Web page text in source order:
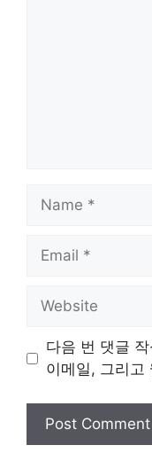
Name
Email
Website
다음 번 댓글
이메일, 그리고